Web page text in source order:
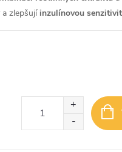
a zlepšujíinzulínovou